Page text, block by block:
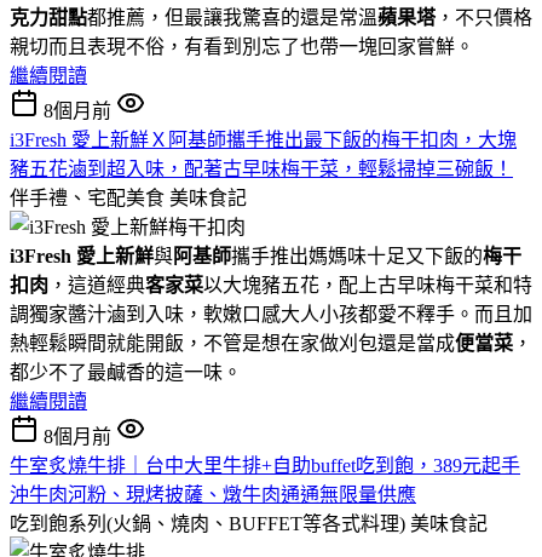
克力甜點都推薦，但最讓我驚喜的還是常溫蘋果塔 ，不只價格
親切而且表現不俗，有看到別忘了也帶一塊回家嘗鮮。
繼續閱讀
8個月前
i3Fresh 愛上新鮮Ｘ阿基師攜手推出最下飯的梅干扣肉，大塊
豬五花滷到超入味，配著古早味梅干菜，輕鬆掃掉三碗飯！
伴手禮、宅配美食 美味食記
i3Fresh 愛上新鮮與阿基師攜手推出媽媽味十足又下飯的梅干
扣肉 ，這道經典客家菜以大塊豬五花，配上古早味梅干菜和特
調獨家醬汁滷到入味，軟嫩口感大人小孩都愛不釋手。而且加
熱輕鬆瞬間就能開飯，不管是想在家做刈包還是當成便當菜 ，
都少不了最鹹香的這一味。
繼續閱讀
8個月前
牛室炙燒牛排｜台中大里牛排+自助buffet吃到飽，389元起手
沖牛肉河粉、現烤披薩、燉牛肉通通無限量供應
吃到飽系列(火鍋、燒肉、BUFFET等各式料理) 美味食記